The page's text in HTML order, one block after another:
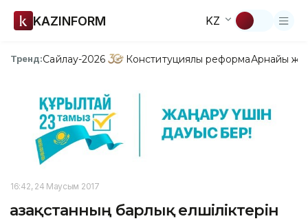
KAZINFORM KZ
Тренд:Сайлау-2026 Конституциялық реформаАрнайы
16:42, 24 Маусым 2017
Қазақстанның барлық елшіліктерін